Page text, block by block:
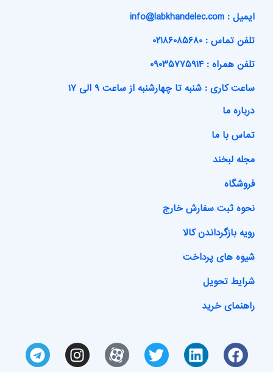
ایمیل : info@labkhandelec.com
تلفن تماس : ۰۲۱۸۶۰۸۵۶۸۰
تلفن همراه : ۰۹۰۳۵۷۷۵۹۱۴
ساعت کاری : شنبه تا چهارشنبه از ساعت ۹ الی ۱۷
درباره ما
تماس با ما
مجله لبخند
فروشگاه
نحوه ثبت سفارش خارج
رویه بازگرداندن کالا
شیوه های پرداخت
شرایط تحویل
راهنمای خرید